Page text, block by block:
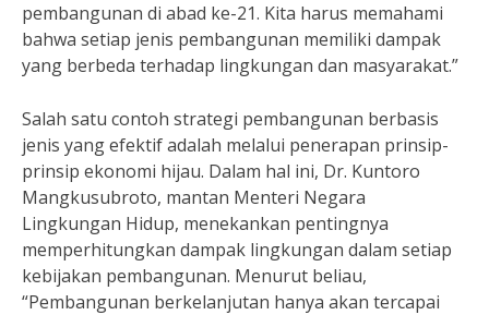
pembangunan di abad ke-21. Kita harus memahami
bahwa setiap jenis pembangunan memiliki dampak
yang berbeda terhadap lingkungan dan masyarakat.”
Salah satu contoh strategi pembangunan berbasis
jenis yang efektif adalah melalui penerapan prinsip-
prinsip ekonomi hijau. Dalam hal ini, Dr. Kuntoro
Mangkusubroto, mantan Menteri Negara
Lingkungan Hidup, menekankan pentingnya
memperhitungkan dampak lingkungan dalam setiap
kebijakan pembangunan. Menurut beliau,
“Pembangunan berkelanjutan hanya akan tercapai